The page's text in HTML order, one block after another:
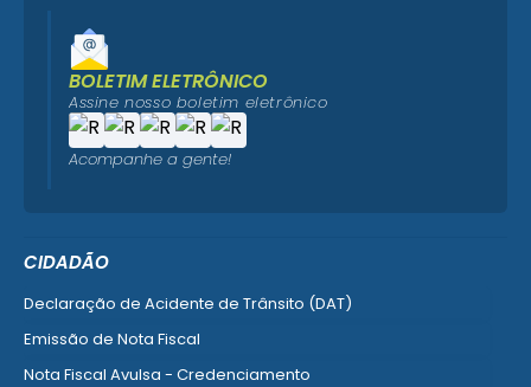
CIDADÃO
Declaração de Acidente de Trânsito (DAT)
Emissão de Nota Fiscal
Nota Fiscal Avulsa - Credenciamento
BOLETIM ELETRÔNICO
Assine nosso boletim eletrônico
Acompanhe a gente!